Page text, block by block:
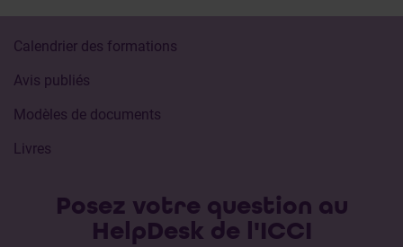
Calendrier des formations
Avis publiés
Modèles de documents
Livres
Posez votre question au
HelpDesk de l'ICCI